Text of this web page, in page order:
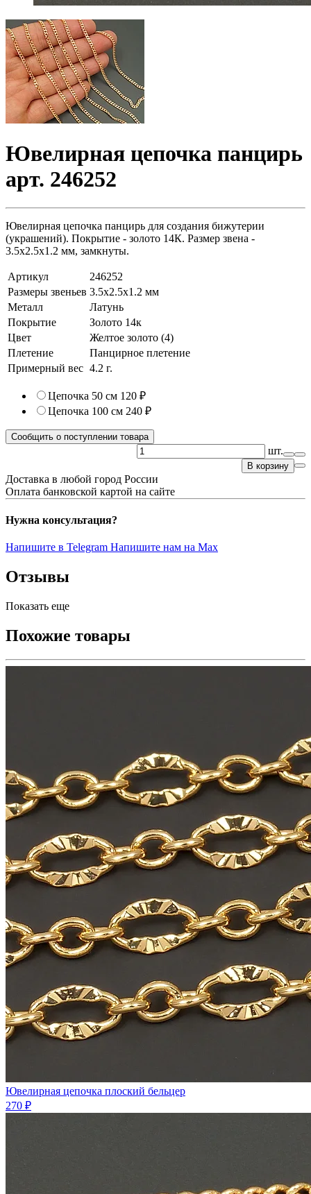
Ювелирная цепочка панцирь
арт. 246252
Ювелирная цепочка панцирь для создания бижутерии
(украшений). Покрытие - золото 14К. Размер звена -
3.5х2.5х1.2 мм, замкнуты.
Артикул
246252
Размеры звеньев 3.5х2.5х1.2 мм
Металл
Латунь
Покрытие
Золото 14к
Цвет
Желтое золото (4)
Плетение
Панцирное плетение
Примерный вес 4.2 г.
Цепочка 50 см 120 ₽
Цепочка 100 см 240 ₽
Сообщить о поступлении товара
шт.
В корзину
Доставка в любой город России
Оплата банковской картой на сайте
Нужна консультация?
Напишите в Telegram Напишите нам на Max
Отзывы
Показать еще
Похожие товары
Ювелирная цепочка плоский бельцер
270 ₽